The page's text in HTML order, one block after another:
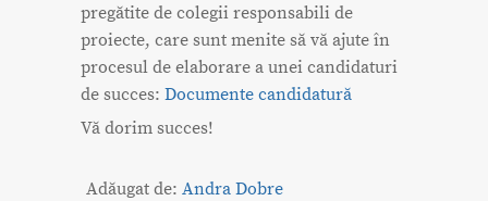
pregătite de colegii responsabili de
proiecte, care sunt menite să vă ajute în
procesul de elaborare a unei candidaturi
de succes: Documente candidatură
Vă dorim succes!
Adăugat de: Andra Dobre